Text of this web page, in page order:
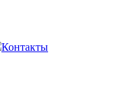
Контакты